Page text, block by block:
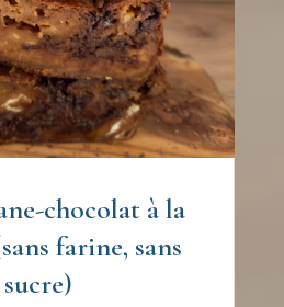
chocolat à la
farine, sans
sucre)